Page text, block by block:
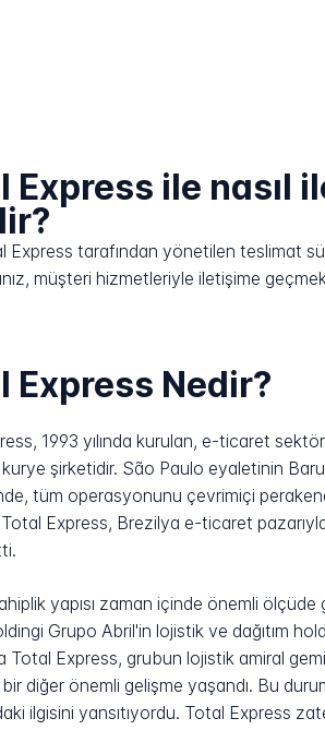
Express ile nasıl
Express tarafından yönetilen teslimat
müşteri hizmetleriyle iletişime
Express Nedir?
1993 yılında kurulan, e-ticaret
şirketidir. São Paulo eyaletinin
tüm operasyonunu çevrimiçi
Express, Brezilya e-ticaret
yapısı zaman içinde önemli
Grupo Abril'in lojistik ve dağıtım
Total Express, grubun lojistik amiral
bir diğer önemli gelişme yaşandı. Bu
ilgisini yansıtıyordu. Total Express